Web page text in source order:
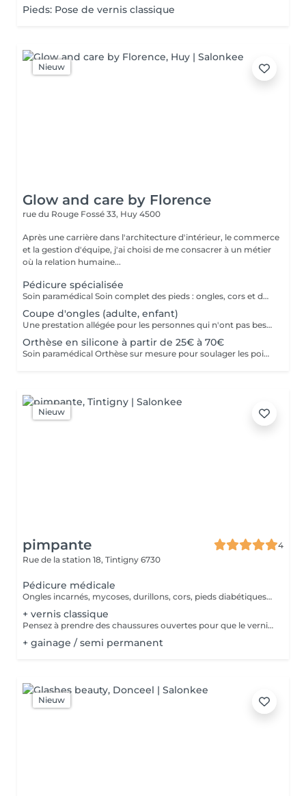
Pieds: Pose de vernis classique
Nieuw
Glow and care by Florence
rue du Rouge Fossé 33, Huy 4500
Après une carrière dans l'architecture d'intérieur, le commerce
et la gestion d'équipe, j'ai choisi de me consacrer à un métier
où la relation humaine...
Pédicure spécialisée
Soin paramédical Soin complet des pieds : ongles, cors et durillons traités avec précision et hygiène, pour des pieds sains et confortables. (pieds diabétiques et oncologiques pris en charge)
Coupe d'ongles (adulte, enfant)
Une prestation allégée pour les personnes qui n'ont pas besoin de soin approfondi, et pour les enfants.
Orthèse en silicone à partir de 25€ à 70€
Soin paramédical Orthèse sur mesure pour soulager les points de pression et corriger progressivement. Sur devis selon vos besoins garantie 15 ans.
Nieuw
pimpante
4
Rue de la station 18, Tintigny 6730
Pédicure médicale
Ongles incarnés, mycoses, durillons, cors, pieds diabétiques, ect... Traiter et soigner
+ vernis classique
Pensez à prendre des chaussures ouvertes pour que le vernis sèche (même en hiver)
+ gainage / semi permanent
Nieuw